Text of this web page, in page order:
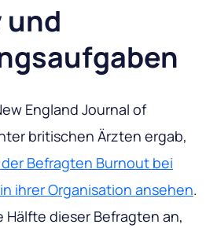
und
England Journal of
britischen Ärzten ergab,
der Befragten Burnout bei
ihrer Organisation ansehen.
Hälfte dieser Befragten an,